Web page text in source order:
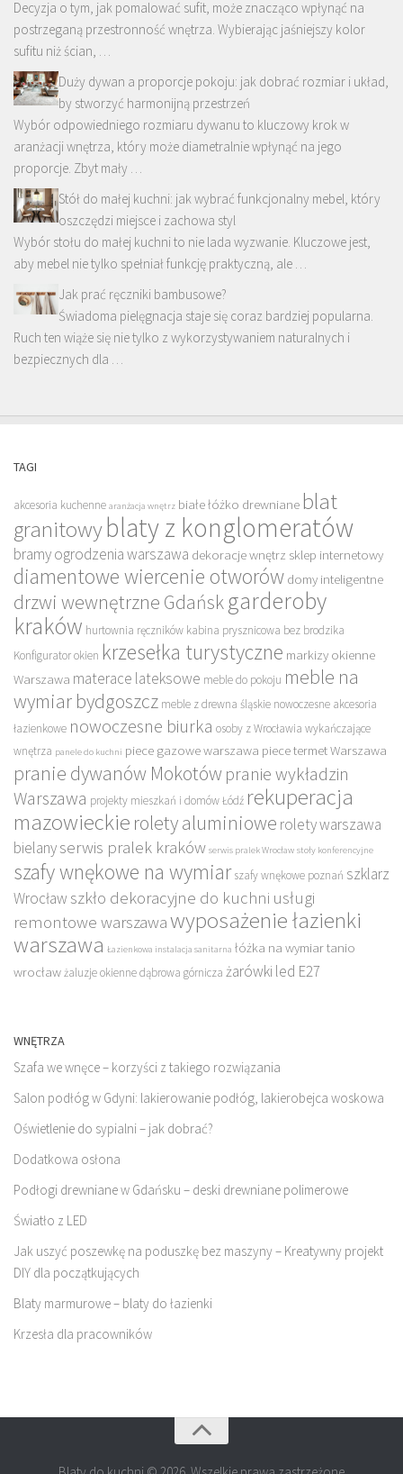
Decyzja o tym, jak pomalować sufit, może znacząco wpłynąć na
postrzeganą przestronność wnętrza. Wybierając jaśniejszy kolor
sufitu niż ścian, …
Duży dywan a proporcje pokoju: jak dobrać rozmiar i układ,
by stworzyć harmonijną przestrzeń
Wybór odpowiedniego rozmiaru dywanu to kluczowy krok w
aranżacji wnętrza, który może diametralnie wpłynąć na jego
proporcje. Zbyt mały …
Stół do małej kuchni: jak wybrać funkcjonalny mebel, który
oszczędzi miejsce i zachowa styl
Wybór stołu do małej kuchni to nie lada wyzwanie. Kluczowe jest,
aby mebel nie tylko spełniał funkcję praktyczną, ale …
Jak prać ręczniki bambusowe?
Świadoma pielęgnacja staje się coraz bardziej popularna.
Ruch ten wiąże się nie tylko z wykorzystywaniem naturalnych i
bezpiecznych dla …
TAGI
akcesoria kuchenne aranżacja wnętrz białe łóżko drewniane blat
granitowyblaty z konglomeratów
bramy ogrodzenia warszawa dekoracje wnętrz sklep internetowy
diamentowe wiercenie otworów domy inteligentne
drzwi wewnętrzne Gdańsk garderoby
kraków hurtownia ręczników kabina prysznicowa bez brodzika
Konfigurator okien krzesełka turystyczne markizy okienne
Warszawa materace lateksowe meble do pokoju meble na
wymiar bydgoszcz meble z drewna śląskie nowoczesne akcesoria
łazienkowe nowoczesne biurka osoby z Wrocławia wykańczające
wnętrza panele do kuchni piece gazowe warszawa piece termet Warszawa
pranie dywanów Mokotów pranie wykładzin
Warszawa projekty mieszkań i domów Łódź rekuperacja
mazowieckie rolety aluminiowe rolety warszawa
bielanyserwis pralek kraków serwis pralek Wrocław stoły konferencyjne
szafy wnękowe na wymiar szafy wnękowe poznań szklarz
Wrocław szkło dekoracyjne do kuchni usługi
remontowe warszawawyposażenie łazienki
warszawa Łazienkowa instalacja sanitarna łóżka na wymiar tanio
wrocławżaluzje okienne dąbrowa górnicza żarówki led E27
WNĘTRZA
Szafa we wnęce – korzyści z takiego rozwiązania
Salon podłóg w Gdyni: lakierowanie podłóg, lakierobejca woskowa
Oświetlenie do sypialni – jak dobrać?
Dodatkowa osłona
Podłogi drewniane w Gdańsku – deski drewniane polimerowe
Światło z LED
Jak uszyć poszewkę na poduszkę bez maszyny – Kreatywny projekt
DIY dla początkujących
Blaty marmurowe – blaty do łazienki
Krzesła dla pracowników